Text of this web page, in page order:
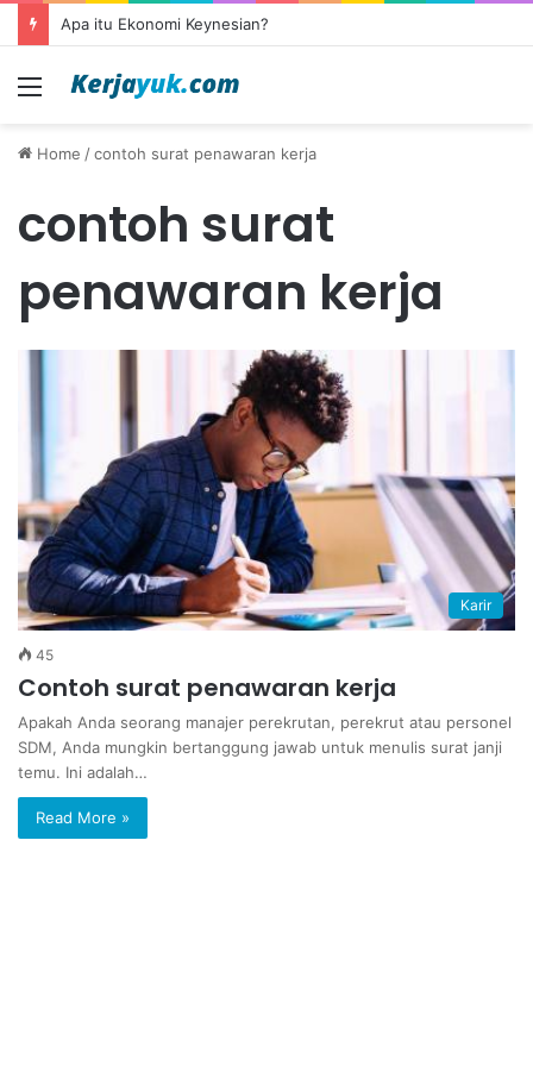
Apa itu Ekonomi Keynesian?
Menu
Home /contoh surat penawaran kerja
contoh surat
penawaran kerja
Karir
45
Contoh surat penawaran kerja
Apakah Anda seorang manajer perekrutan, perekrut atau personel
SDM, Anda mungkin bertanggung jawab untuk menulis surat janji
temu. Ini adalah…
Read More »